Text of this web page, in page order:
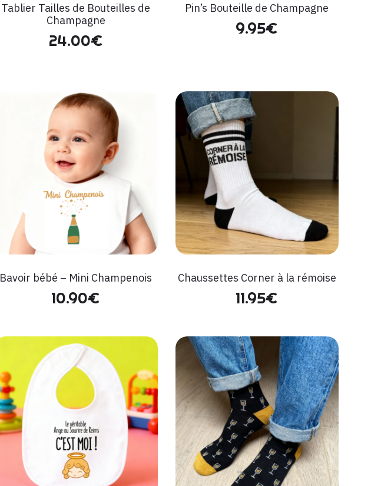
Tablier Tailles de Bouteilles de
Champagne
24.00€
Pin’s Bouteille de Champagne
9.95€
Bavoir bébé – Mini Champenois
10.90€
Chaussettes Corner à la rémoise
11.95€